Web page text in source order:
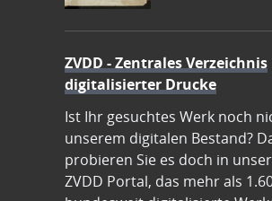
ZVDD - Zentrales Verzeichnis
digitalisierter Drucke
Ist Ihr gesuchtes Werk noch
unserem digitalen Bestand?
probieren Sie es doch in
ZVDD Portal, das mehr als